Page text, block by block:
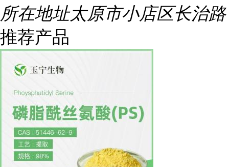
所在地址太原市小店区长治路
推荐产品